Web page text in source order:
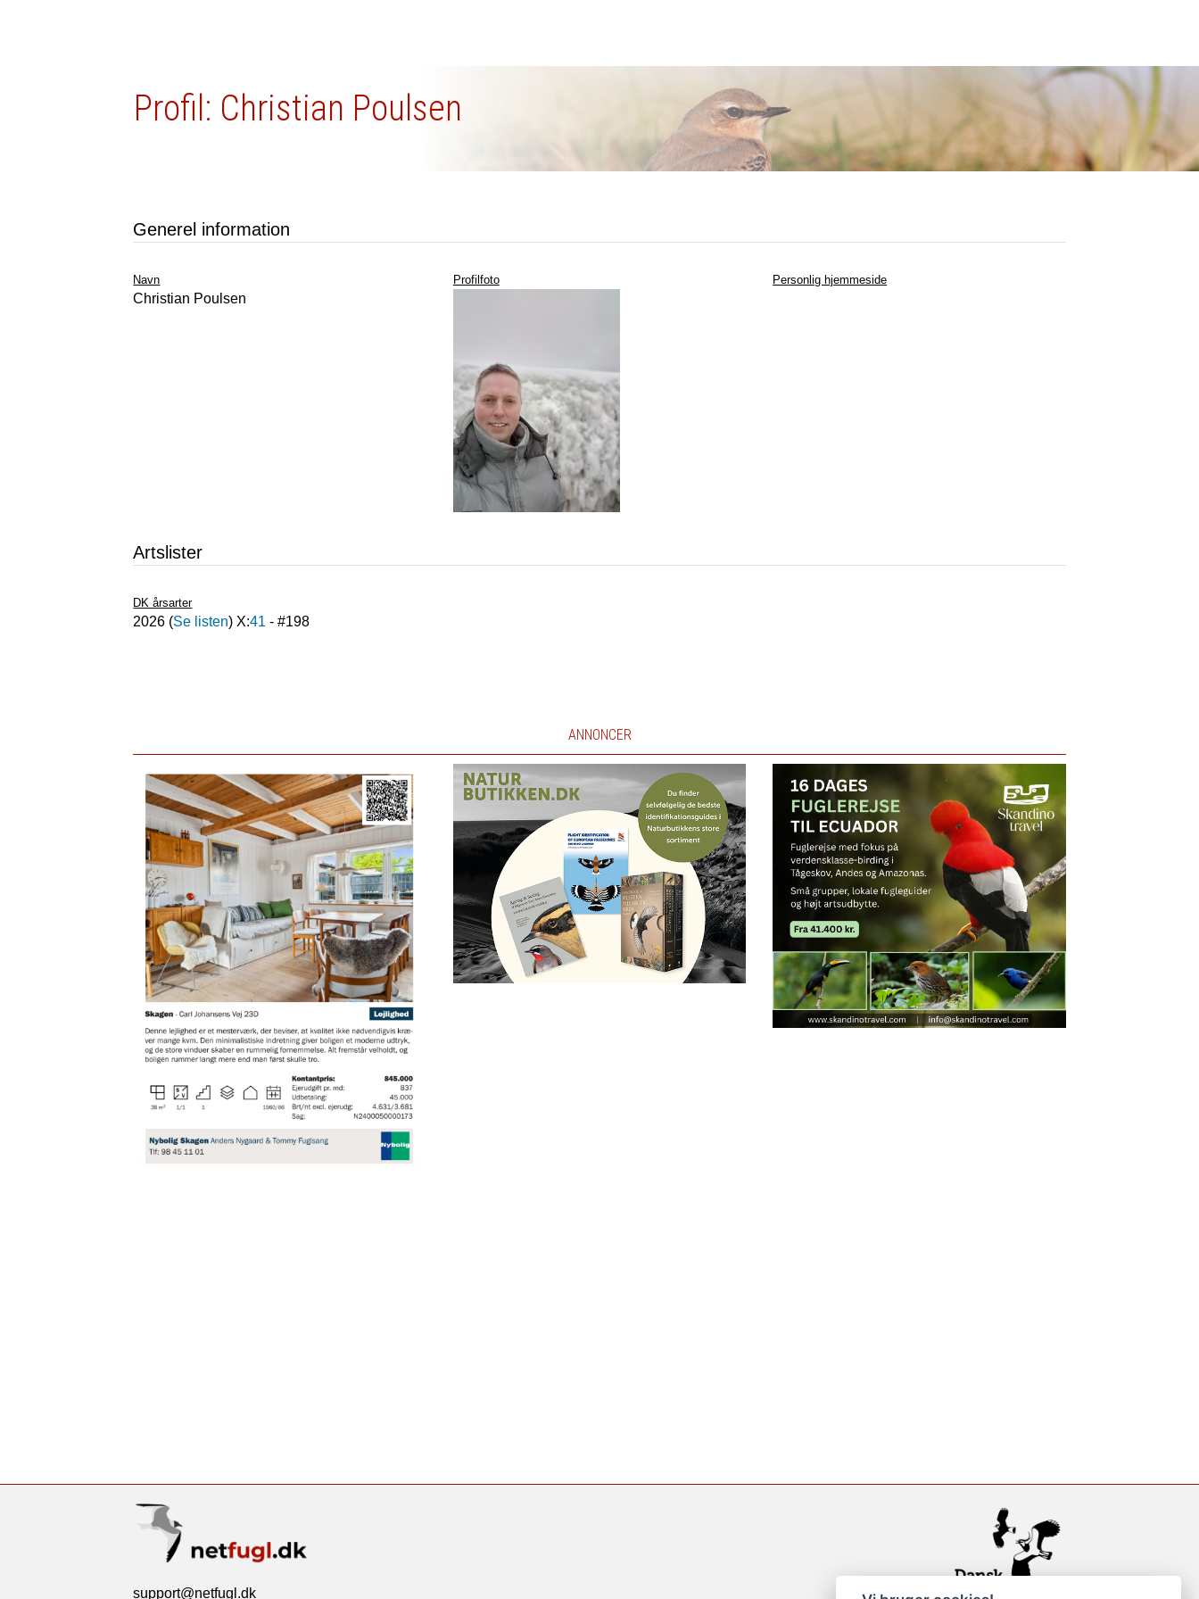
Profil: Christian Poulsen
Generel information
Navn
Christian Poulsen
Profilfoto Personlig hjemmeside
Artslister
DK årsarter
2026 (Se listen) X:41 - #198
ANNONCER
support@netfugl.dk